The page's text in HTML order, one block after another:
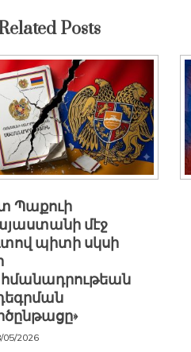
Posts
Պաքուի
մէջ
պիտի սկսի
05/2026